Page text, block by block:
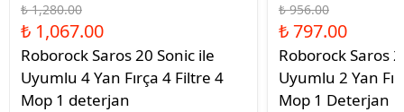
₺ 1,280.00
₺ 1,067.00
Roborock Saros 20 Sonic ile
Uyumlu 4 Yan Fırça 4 Filtre 4
Mop 1 deterjan
₺ 956.00
₺ 797.00
Roborock Saros
Uyumlu 2 Yan
Mop 1 Deterjan